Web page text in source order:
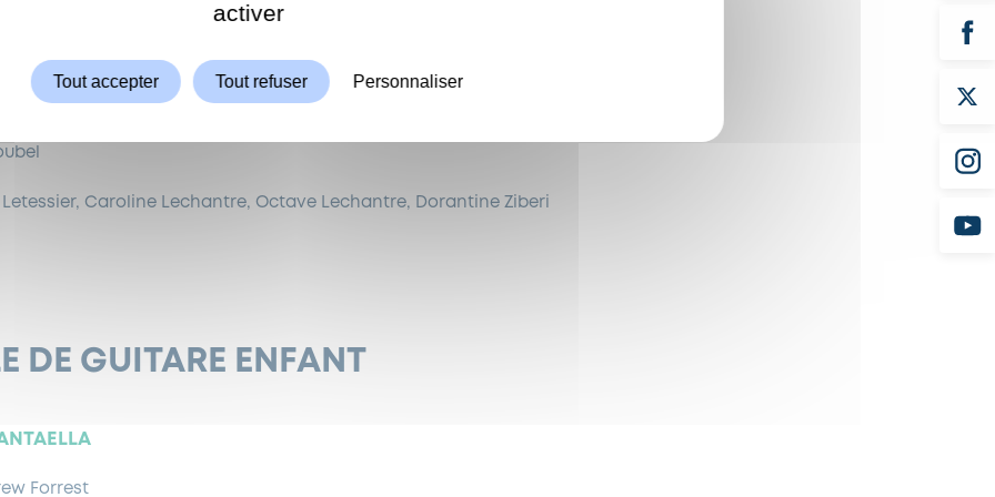
Letessier, Caroline Lechantre, Octave Lechantre, Dorantine Ziberi
DE GUITARE ENFANT
Forrest
activer
Tout accepter Tout refuser Personnaliser